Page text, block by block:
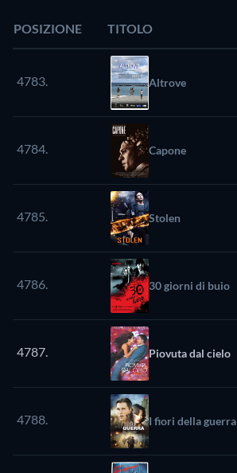
POSIZIONE TITOLO
4783. Altrove
4784. Capone
4785. Stolen
4786. 30 giorni di buio
4787. Piovuta dal cielo
4788. I fiori della guerra